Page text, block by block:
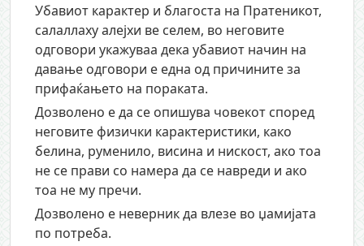
Убавиот карактер и благоста на Пратеникот,
салаллаху алејхи ве селем, во неговите
одговори укажуваа дека убавиот начин на
давање одговори е една од причините за
прифаќањето на пораката.
Дозволено е да се опишува човекот според
неговите физички карактеристики, како
белина, руменило, висина и нискост, ако тоа
не се прави со намера да се навреди и ако
тоа не му пречи.
Дозволено е неверник да влезе во џамијата
по потреба.